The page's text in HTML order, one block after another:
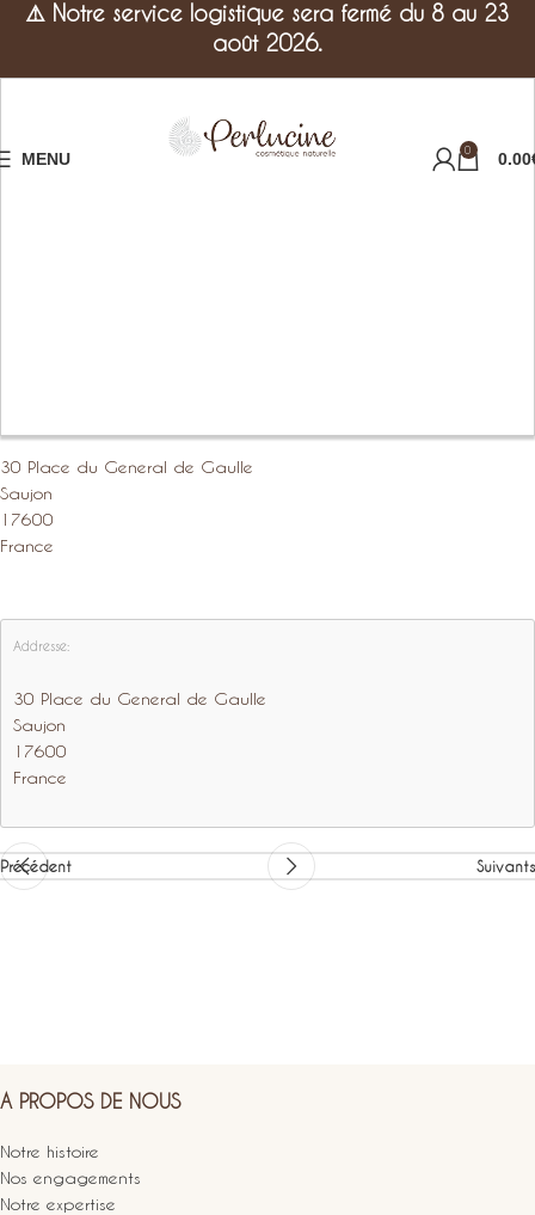
MENU 0 0.00
30 Place du General de Gaulle
Saujon
17600
France
Addresse:
30 Place du General de Gaulle
Saujon
17600
France
Précédent Suivants
A PROPOS DE NOUS
Notre histoire
Nos engagements
Notre expertise
⚠️ Notre service logistique sera fermé du 8 au 23
août 2026.